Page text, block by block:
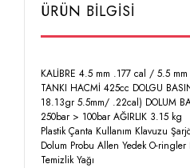
ÜRÜN BİLGİSİ
KALİBRE 4.5 mm .177 cal / 5.5
TANKI HACMİ 425cc DOLGU
18.13gr 5.5mm/ .22cal) DOLUM
250bar > 100bar AĞIRLIK 3.15 kg
Plastik Çanta Kullanım Klavuzu
Dolum Probu Allen Yedek O-ringler
Temizlik Yağı